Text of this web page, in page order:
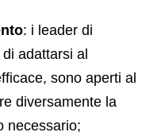
: i leader di
adattarsi al
sono aperti al
diversamente la
necessario;